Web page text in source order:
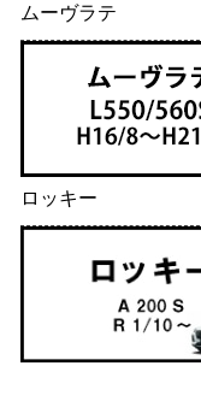
ムーヴラテ
ロッキー